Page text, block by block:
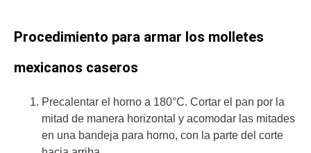
Procedimiento para armar los molletes
mexicanos caseros
Precalentar el horno a 180°C. Cortar el pan por la
mitad de manera horizontal y acomodar las mitades
en una bandeja para horno, con la parte del corte